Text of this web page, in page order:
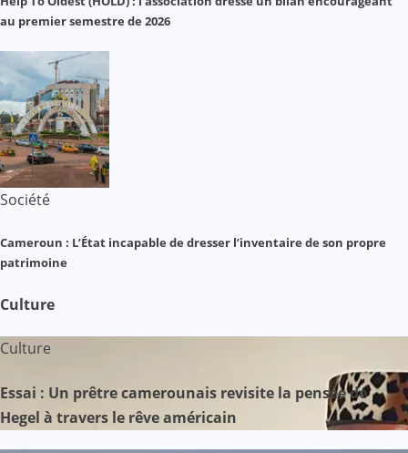
au premier semestre de 2026
Société
Cameroun : L’État incapable de dresser l’inventaire de son propre
patrimoine
Culture
Culture
Essai : Un prêtre camerounais revisite la pensée de
Hegel à travers le rêve américain